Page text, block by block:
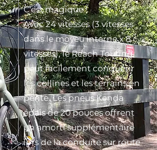
C'est magique !
Avec 24 vitesses (3 vitesses
dans le moyeu interne x 8
vitesses), le Reach Touring
peut facilement conquérir
les collines et les terrains en
pente. Les pneus Kenda
épais de 20 pouces offrent
un amorti supplémentaire
lors de la conduite sur route